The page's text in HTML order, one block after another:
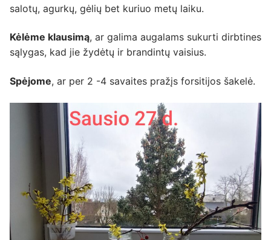
salotų, agurkų, gėlių bet kuriuo metų laiku.
Kėlėme klausimą, ar galima augalams sukurti dirbtines
sąlygas, kad jie žydėtų ir brandintų vaisius.
Spėjome, ar per 2 -4 savaites pražįs forsitijos šakelė.